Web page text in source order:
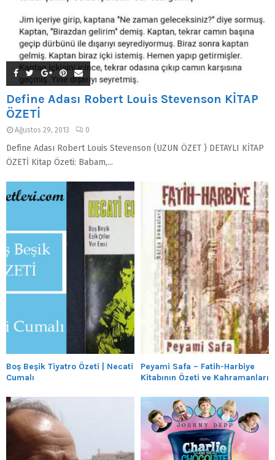
Define Adası Robert Louis Stevenson KİTAP
ÖZETİ
Ağustos 29, 2013 0
Define Adası Robert Louis Stevenson (UZUN ÖZET ) DETAYLI KİTAP
ÖZETİ Kitap Özeti: Babam,...
Boş Beşik Tiyatro Özeti | Necati
Cumalı
Peyami Safa – Fatih-Harbiye
Kitabının Özeti ve Kahramanları